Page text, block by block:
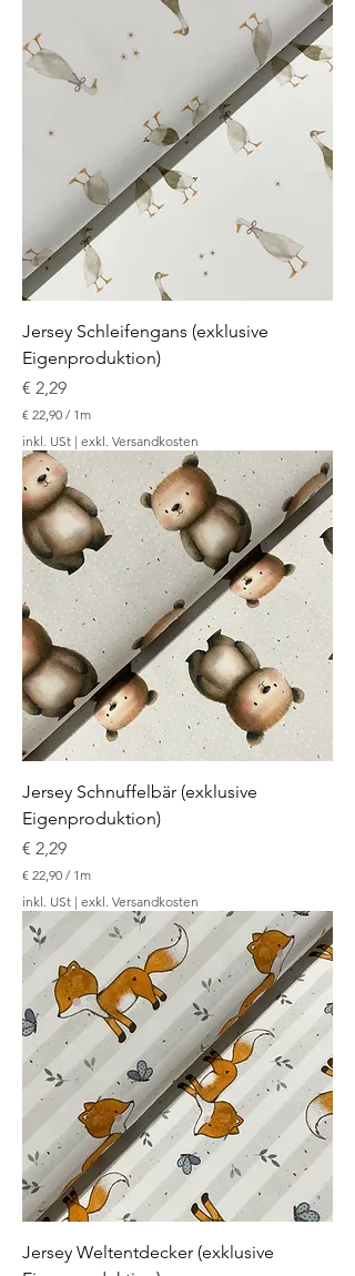
,
9
Jersey Schleifengans (exklusive
Eigenproduktion)
Preis
€ 2,29
€ 22,90 / 1m
€
2
2
,
9
0
p
o
1
M
e
t
e
r
inkl. USt | exkl. Versandkosten
Jersey Schnuffelbär (exklusive
Eigenproduktion)
Preis
€ 2,29
€ 22,90 / 1m
€
2
9
p
r
inkl. USt | exkl. Versandkosten
Jersey Weltentdecker (exklusive